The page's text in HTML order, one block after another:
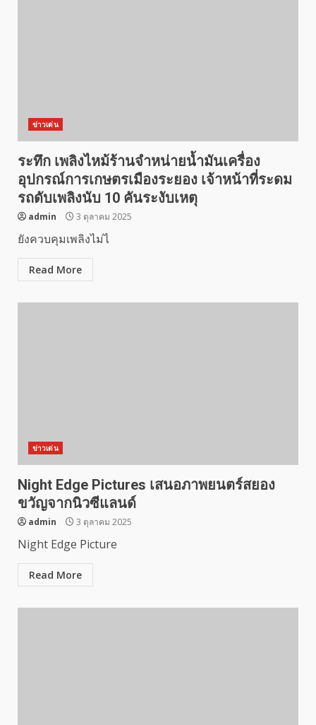
ข่าวเด่น
ระทึก เพลิงไหม้ร้านจำหน่ายน้ำมันเครื่อง
อุปกรณ์การเกษตรเมืองระยอง เจ้าหน้าที่ระดม
รถดับเพลิงนับ 10 คันระงับเหตุ
admin 3 ตุลาคม 2025
ยังควบคุมเพลิงไม่ไ
Read More
ข่าวเด่น
Night Edge Pictures เสนอภาพยนตร์สยอง
ขวัญจากนิวซีแลนด์
admin 3 ตุลาคม 2025
Night Edge Picture
Read More